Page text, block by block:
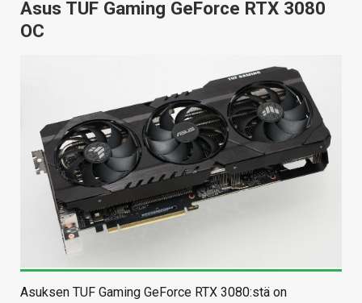
Asus TUF Gaming GeForce RTX 3080
OC
Asuksen TUF Gaming GeForce RTX 3080:stä on